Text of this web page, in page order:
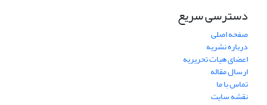
دسترسی سریع
صفحه اصلی
درباره نشریه
اعضای هیات تحریریه
ارسال مقاله
تماس با ما
نقشه سایت